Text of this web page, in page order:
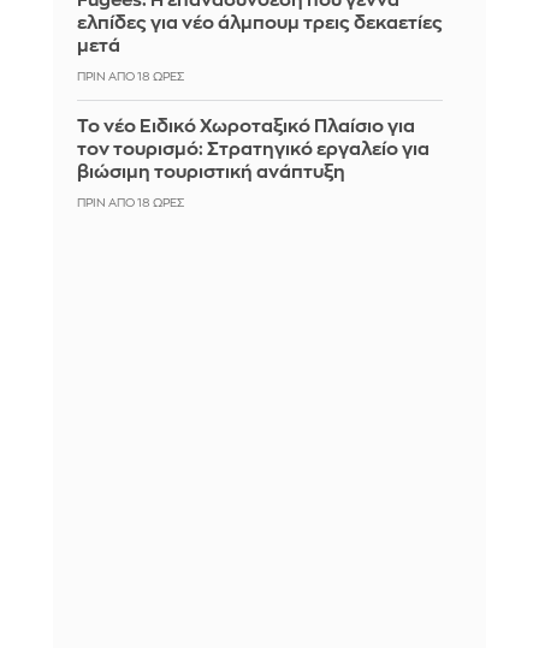
ελπίδες για νέο άλμπουμ τρεις δεκαετίες
μετά
ΠΡΙΝ ΑΠΌ 18 ΏΡΕΣ
Το νέο Ειδικό Χωροταξικό Πλαίσιο για
τον τουρισμό: Στρατηγικό εργαλείο για
βιώσιμη τουριστική ανάπτυξη
ΠΡΙΝ ΑΠΌ 18 ΏΡΕΣ